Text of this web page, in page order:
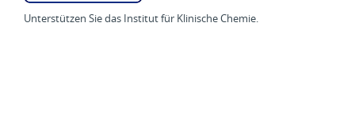
Unterstützen Sie das Institut für Klinische Chemie.